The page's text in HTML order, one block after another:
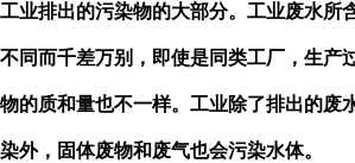
工业排出的污染物的大部分。工业废水所
不同而千差万别，即使是同类工厂，生产
物的质和量也不一样。工业除了排出的废
染外，固体废物和废气也会污染水体。